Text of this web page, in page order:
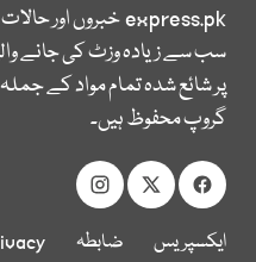
express.pkخبروں اور
سب سے زیادہ وزٹ کی جانے
پر شائع شدہ تمام مواد کے
گروپ محفوظ ہیں۔
ایکسپریس
ضابطہ